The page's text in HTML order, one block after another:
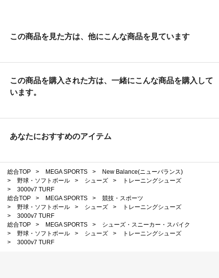
この商品を見た方は、他にこんな商品を見ています
この商品を購入された方は、一緒にこんな商品を購入して
います。
あなたにおすすめのアイテム
総合TOP > MEGA SPORTS >
New Balance(ニューバランス)
>
野球・ソフトボール > シューズ >
トレーニングシューズ
>
3000v7 TURF
総合TOP
> MEGA SPORTS >
競技・スポーツ
>
野球・ソフトボール > シューズ >
トレーニングシューズ
>
3000v7 TURF
総合TOP
> MEGA SPORTS >
シューズ・スニーカー・スパイク
>
野球・ソフトボール > シューズ >
トレーニングシューズ
>
3000v7 TURF